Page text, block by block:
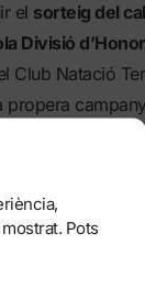
Pots
el sorteig del
Divisió
Club Natació
propera
el primer
entrena Xavi
del CN
variable